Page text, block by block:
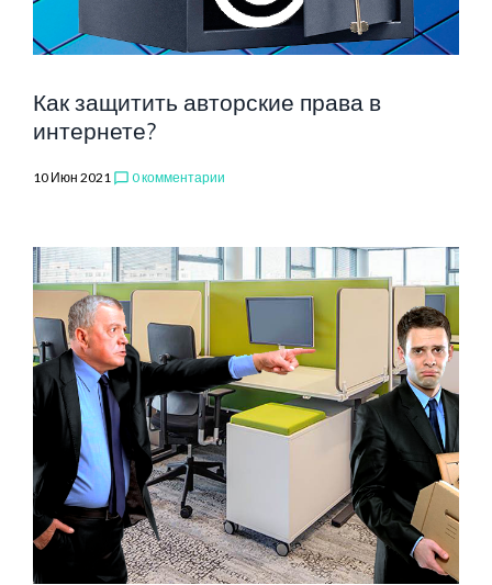
Как защитить авторские права в
интернете?
10 Июн 2021 chat_bubble_outline 0 комментарии